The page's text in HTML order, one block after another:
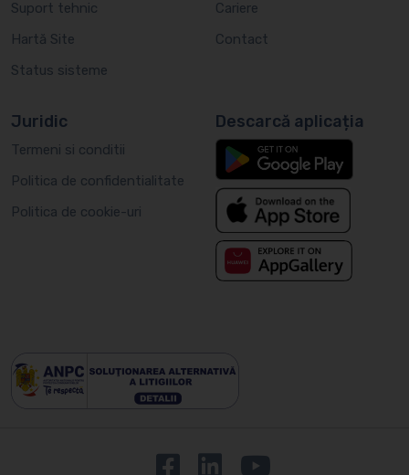
Suport tehnic
Hartă Site
Status sisteme
Cariere
Contact
Juridic
Termeni si conditii
Politica de confidentialitate
Politica de cookie-uri
Descarcă aplicația